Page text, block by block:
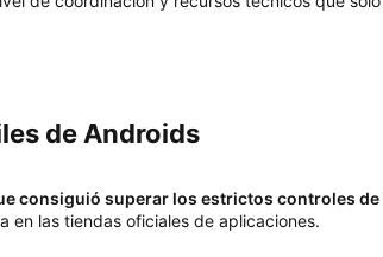
de Androids​
consiguió superar los estrictos controles
en las tiendas oficiales de aplicaciones.